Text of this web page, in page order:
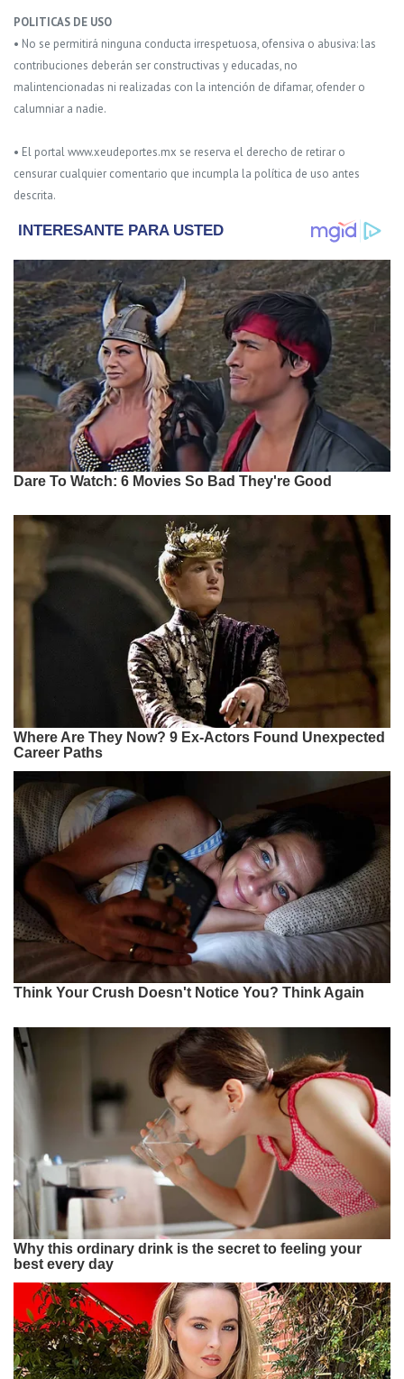
POLITICAS DE USO
• No se permitirá ninguna conducta irrespetuosa, ofensiva o abusiva: las
contribuciones deberán ser constructivas y educadas, no
malintencionadas ni realizadas con la intención de difamar, ofender o
calumniar a nadie.
• El portal www.xeudeportes.mx se reserva el derecho de retirar o
censurar cualquier comentario que incumpla la política de uso antes
descrita.